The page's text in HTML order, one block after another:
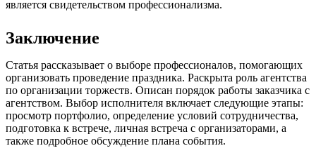
является свидетельством профессионализма.
Заключение
Статья рассказывает о выборе профессионалов, помогающих
организовать проведение праздника. Раскрыта роль агентства
по организации торжеств. Описан порядок работы заказчика с
агентством. Выбор исполнителя включает следующие этапы:
просмотр портфолио, определение условий сотрудничества,
подготовка к встрече, личная встреча с организаторами, а
также подробное обсуждение плана события.